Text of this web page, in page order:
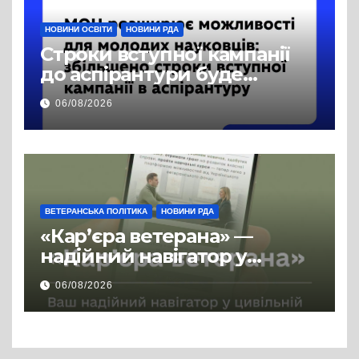
НОВИНИ ОСВІТИ НОВИНИ РДА
Строки вступної кампанії
до аспірантури буде
продовжено
06/08/2026
ВЕТЕРАНСЬКА ПОЛІТИКА НОВИНИ РДА
«Кар’єра ветерана» —
надійний навігатор у
цивільній професії
06/08/2026